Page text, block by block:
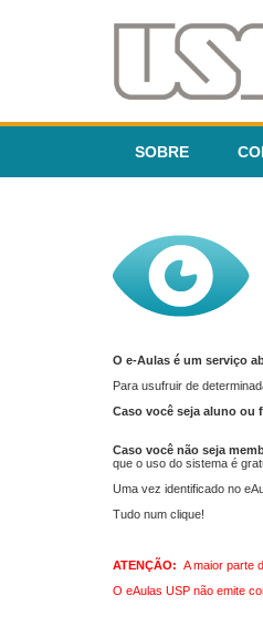
SOBRE
O e-Aulas é um serviço
Para usufruir de
Caso você seja aluno ou
Caso você não seja
que o uso do sistema é
Uma vez identificado no
Tudo num clique!
ATENÇÃO: A maior parte
O eAulas USP não emite